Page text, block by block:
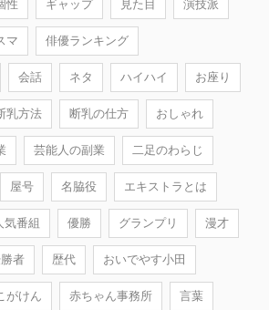
性 ギャップ 見た目 演技派
マ 俳優ランキング
会話 ネタ ハイハイ お座り
乳方法 断乳の仕方 おしゃれ
芸能人の副業 二足のわらじ
屋号 名脇役 エキストラとは
気番組 優勝 グランプリ 漫才
者 歴代 おいでやす小田
がけん 赤ちゃん事務所 言葉